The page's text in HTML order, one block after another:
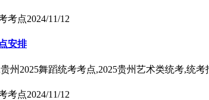
考点2024/11/12
安排
州2025舞蹈统考考点,2025贵州艺术类统考,统
考点2024/11/12